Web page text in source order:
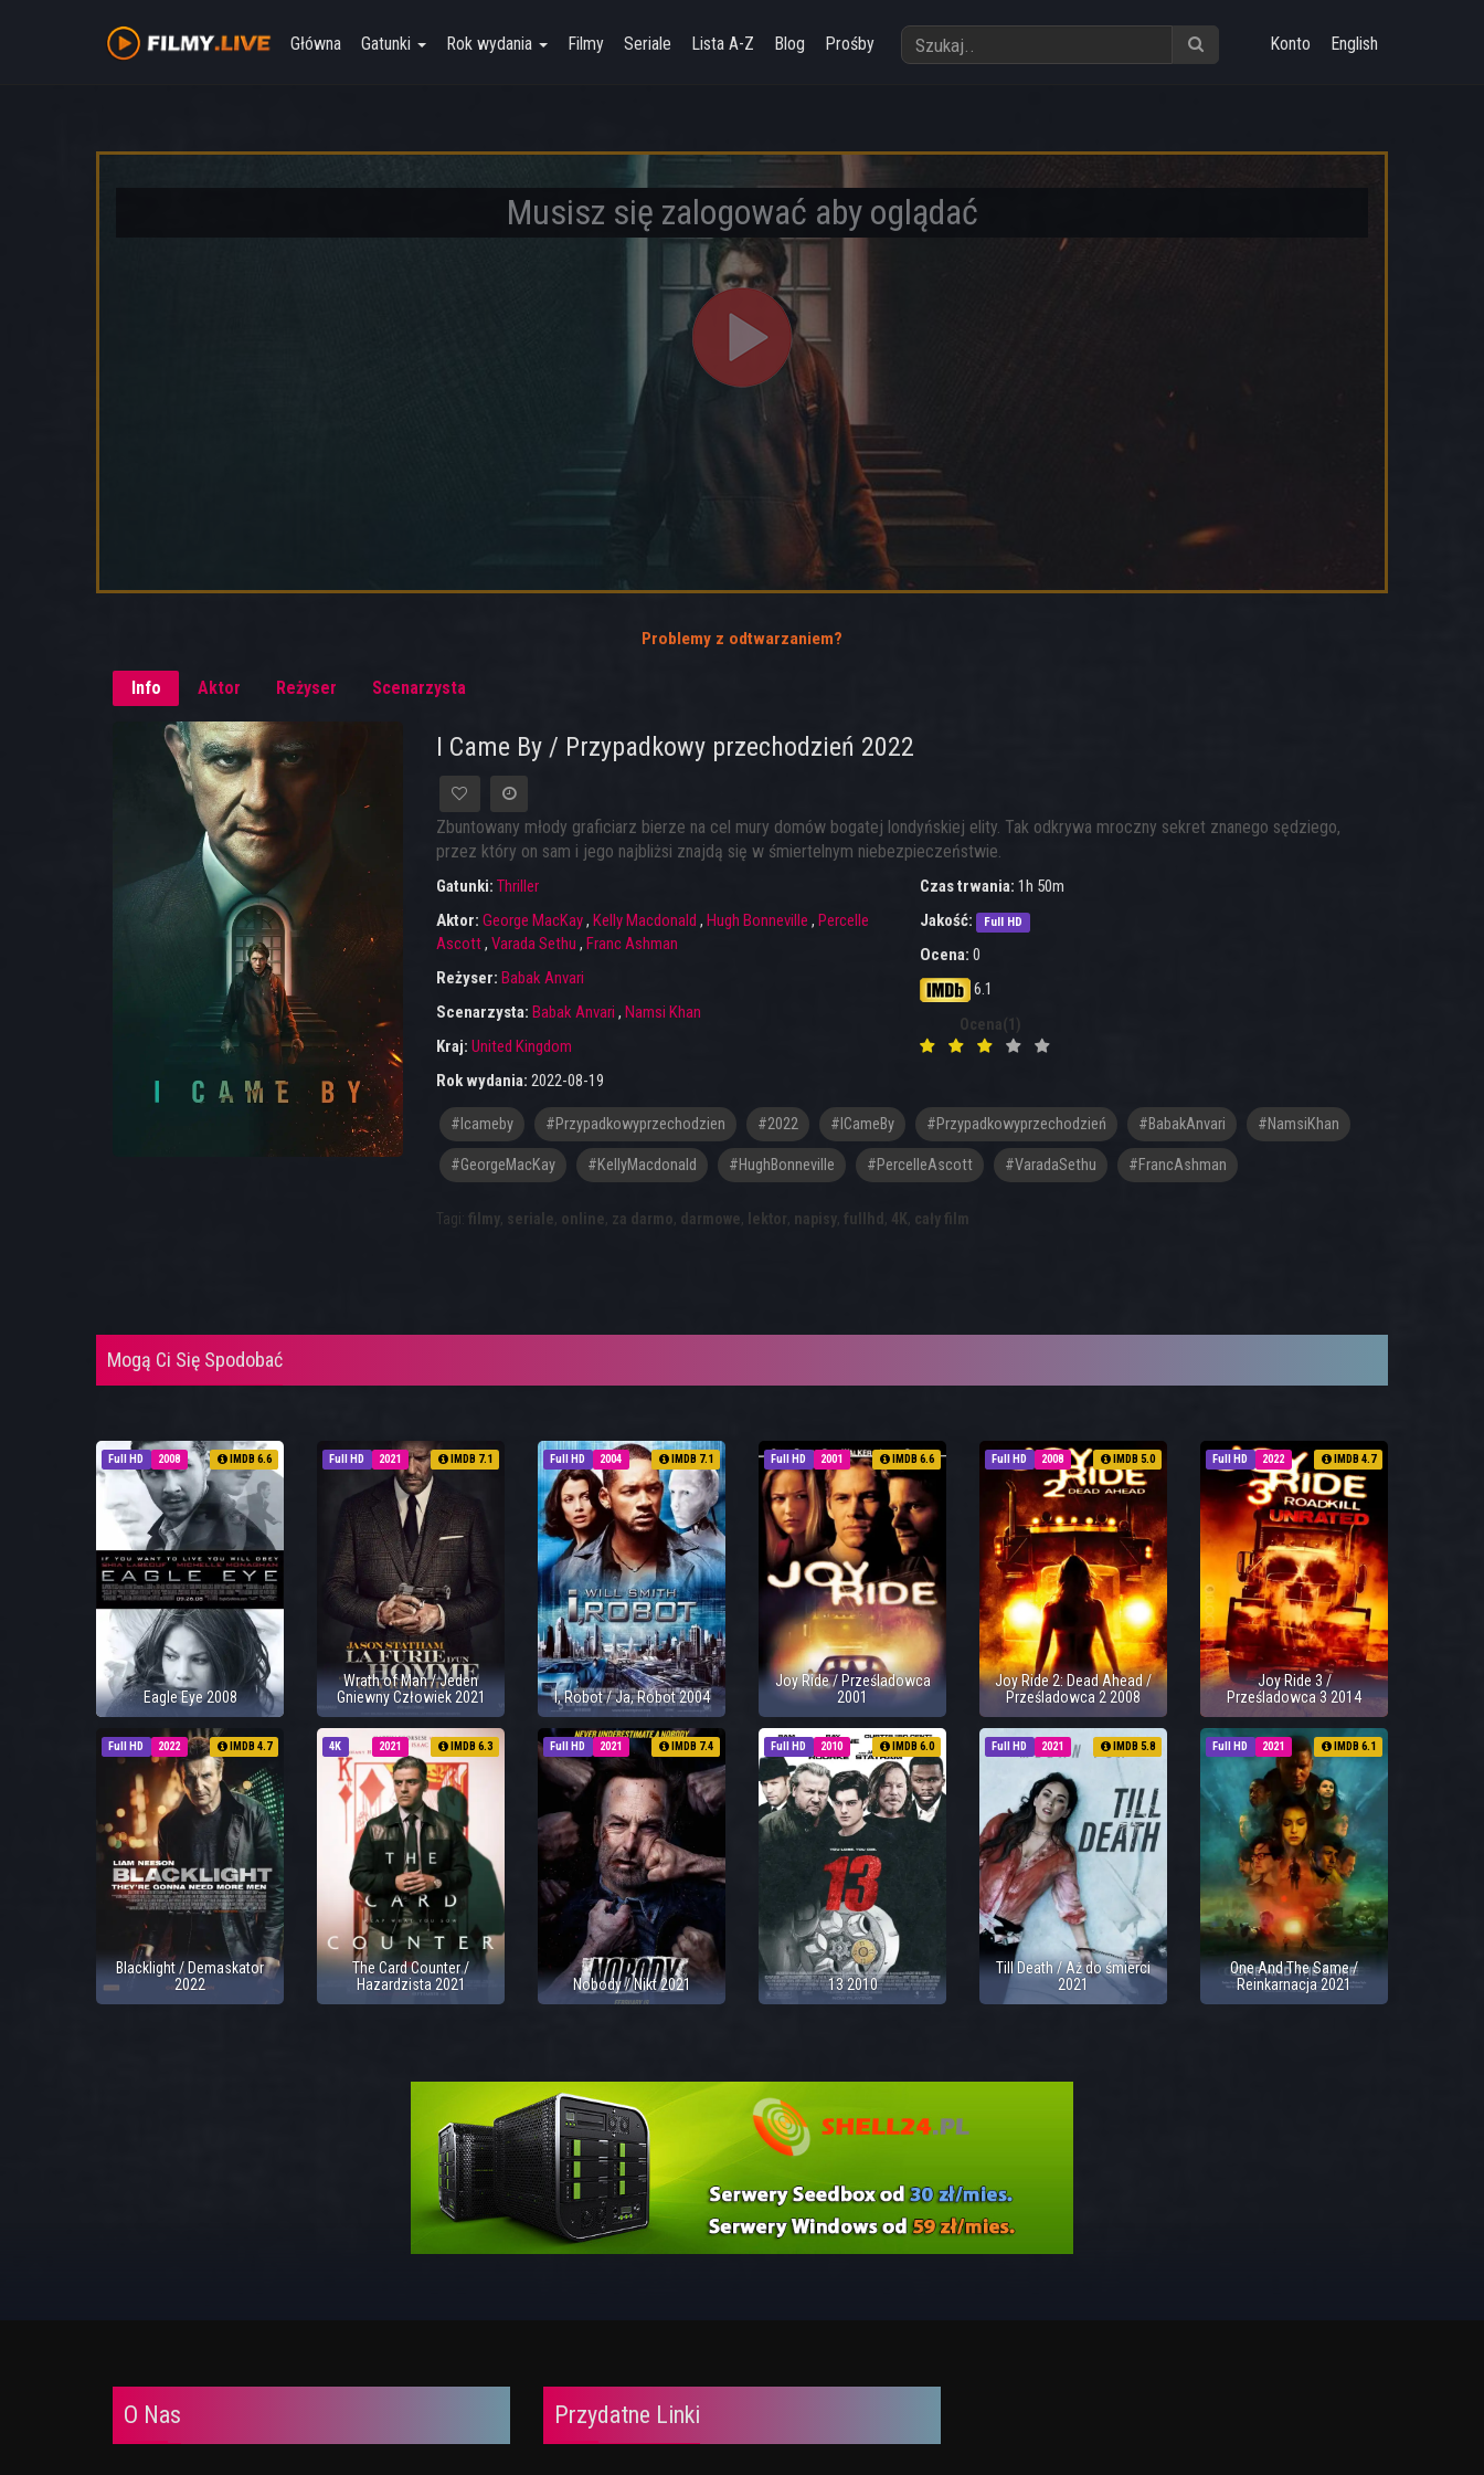
Główna Gatunki Rok wydania Filmy Seriale Lista A-Z Blog Prośby Konto English
Musisz się zalogować aby oglądać
Problemy z odtwarzaniem?
Info Aktor Reżyser Scenarzysta
I Came By / Przypadkowy przechodzień 2022
Zbuntowany młody graficiarz bierze na cel mury domów bogatej londyńskiej elity. Tak odkrywa mroczny sekret znanego sędziego,
przez który on sam i jego najbliżsi znajdą się w śmiertelnym niebezpieczeństwie.
Gatunki: Thriller
Aktor: George MacKay, Kelly Macdonald , Hugh Bonneville , Percelle
Ascott, Varada Sethu , Franc Ashman
Reżyser: Babak Anvari
Scenarzysta: Babak Anvari , Namsi Khan
Kraj: United Kingdom
Rok wydania: 2022-08-19
Czas trwania: 1h 50m
Jakość:
Full HD
Ocena: 0
6.1
Ocena(1)
#icameby #przypadkowyprzechodzien #2022 #ICameBy #Przypadkowyprzechodzień #BabakAnvari #NamsiKhan
#GeorgeMacKay #KellyMacdonald #HughBonneville #PercelleAscott #VaradaSethu #FrancAshman
Tagi: filmy, seriale, online, za darmo, darmowe, lektor, napisy, fullhd , 4K, cały film
Mogą Ci Się Spodobać
Full HD 2008 IMDB 6.6
Eagle Eye 2008
Full HD 2021 IMDB 7.1
Wrath of Man / Jeden
Gniewny Człowiek 2021
Full HD 2004 IMDB 7.1
I, Robot / Ja, Robot 2004
Full HD 2001 IMDB 6.6
Joy Ride / Prześladowca
2001
Full HD 2008 IMDB 5.0
Joy Ride 2: Dead Ahead /
Prześladowca 2 2008
Full HD 2022 IMDB 4.7
Joy Ride 3 /
Prześladowca 3 2014
Full HD 2022 IMDB 4.7
Blacklight / Demaskator
2022
4K 2021 IMDB 6.3
The Card Counter /
Hazardzista 2021
Full HD 2021 IMDB 7.4
Nobody / Nikt 2021
Full HD 2010 IMDB 6.0
13 2010
Full HD 2021 IMDB 5.8
Till Death / Aż do śmierci
2021
Full HD 2021 IMDB 6.1
One And The Same /
Reinkarnacja 2021
O Nas Przydatne Linki